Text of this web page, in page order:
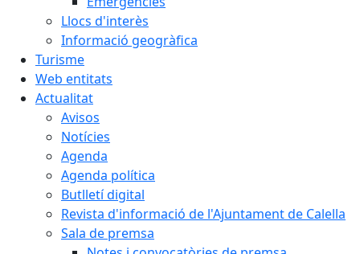
Llocs d'interès
Informació geogràfica
Turisme
Web entitats
Actualitat
Avisos
Notícies
Agenda
Agenda política
Butlletí digital
Revista d'informació de l'Ajuntament de Calella
Sala de premsa